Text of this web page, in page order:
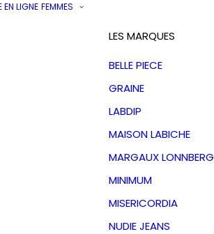
EN LIGNE FEMMES
LES MARQUES
BELLE PIECE
GRAINE
LABDIP
MAISON LABICHE
MARGAUX LONNBERG
MINIMUM
MISERICORDIA
NUDIE JEANS